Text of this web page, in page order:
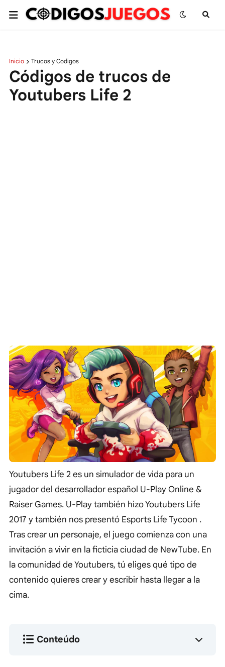
Inicio Trucos y Codigos
Códigos de trucos de
Youtubers Life 2
Youtubers Life 2 es un simulador de vida para un
jugador del desarrollador español U-Play Online &
Raiser Games. U-Play también hizo Youtubers Life
2017 y también nos presentó Esports Life Tycoon .
Tras crear un personaje, el juego comienza con una
invitación a vivir en la ficticia ciudad de NewTube. En
la comunidad de Youtubers, tú eliges qué tipo de
contenido quieres crear y escribir hasta llegar a la
cima.
Conteúdo